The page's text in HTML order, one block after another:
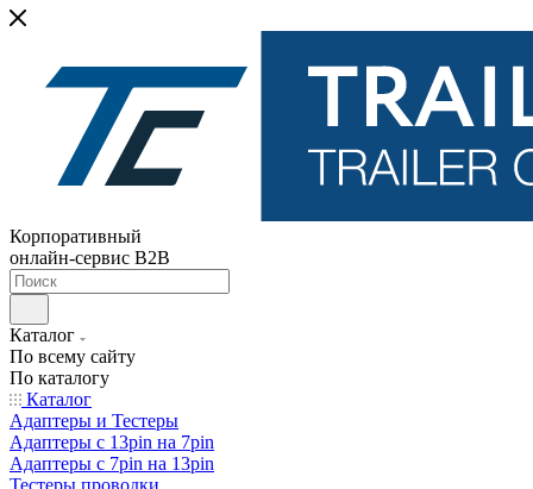
Корпоративный
онлайн-сервис B2B
Каталог
По всему сайту
По каталогу
Каталог
Адаптеры и Тестеры
Адаптеры с 13pin на 7pin
Адаптеры с 7pin на 13pin
Тестеры проводки